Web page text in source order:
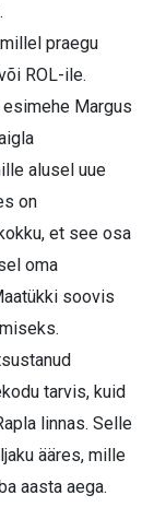
praegu
ROL-ile.
esimehe Margus
alusel uue
on
et see osa
oma
soovis
tarvis, kuid
linnas. Selle
ääres, mille
aasta aega.